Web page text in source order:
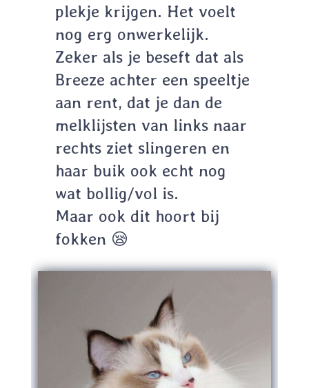
plekje krijgen. Het voelt
nog erg onwerkelijk.
Zeker als je beseft dat als
Breeze achter een speeltje
aan rent, dat je dan de
melklijsten van links naar
rechts ziet slingeren en
haar buik ook echt nog
wat bollig/vol is.
Maar ook dit hoort bij
fokken 😪